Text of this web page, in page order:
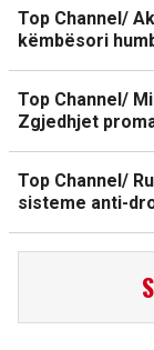
Top Channel/
këmbësori
Top Channel/
Zgjedhjet
Top Channel/
sisteme anti-